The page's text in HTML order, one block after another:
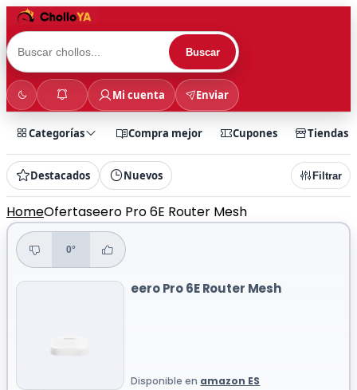
Buscar
Mi cuenta Enviar
Categorías Compra mejor Cupones Tiendas
Destacados Nuevos Filtrar
HomeOfertaseero Pro 6E Router Mesh
0°
eero Pro 6E Router Mesh
Disponible en amazon ES